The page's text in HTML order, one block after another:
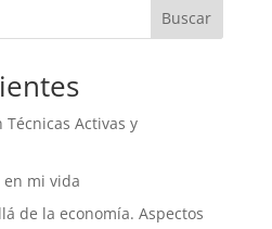
Buscar
Activas y
en mi vida
de la economía. Aspectos